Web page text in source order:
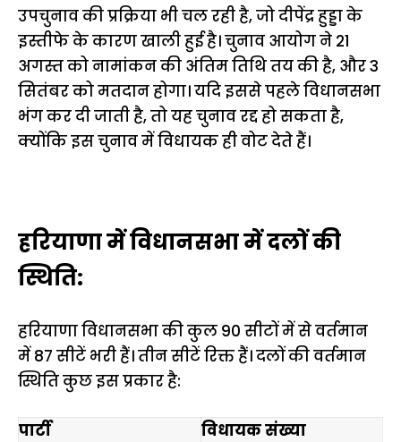
उपचुनाव की प्रक्रिया भी चल रही है, जो दीपेंद्र हुड्डा के
इस्तीफे के कारण खाली हुई है। चुनाव आयोग ने 21
अगस्त को नामांकन की अंतिम तिथि तय की है, और 3
सितंबर को मतदान होगा। यदि इससे पहले विधानसभा
भंग कर दी जाती है, तो यह चुनाव रद्द हो सकता है,
क्योंकि इस चुनाव में विधायक ही वोट देते हैं।
हरियाणा में विधानसभा में दलों की
स्थिति:
हरियाणा विधानसभा की कुल 90 सीटों में से वर्तमान
में 87 सीटें भरी हैं। तीन सीटें रिक्त हैं। दलों की वर्तमान
स्थिति कुछ इस प्रकार है:
पार्टी
विधायक संख्या